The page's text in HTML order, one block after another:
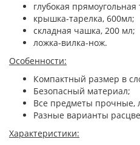
глубокая
крышка-тарелка, 600мл;
складная чашка, 200 мл;
ложка-вилка-нож.
Особенности:
Компактный размер в
Безопасный материал;
Все предметы прочные,
Разные варианты
Характеристики: